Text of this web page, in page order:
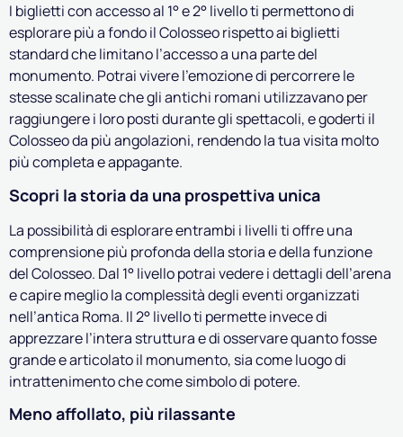
I biglietti con accesso al 1° e 2° livello ti permettono di
esplorare più a fondo il Colosseo rispetto ai biglietti
standard che limitano l’accesso a una parte del
monumento. Potrai vivere l’emozione di percorrere le
stesse scalinate che gli antichi romani utilizzavano per
raggiungere i loro posti durante gli spettacoli, e goderti il
Colosseo da più angolazioni, rendendo la tua visita molto
più completa e appagante.
Scopri la storia da una prospettiva unica
La possibilità di esplorare entrambi i livelli ti offre una
comprensione più profonda della storia e della funzione
del Colosseo. Dal 1° livello potrai vedere i dettagli dell’arena
e capire meglio la complessità degli eventi organizzati
nell’antica Roma. Il 2° livello ti permette invece di
apprezzare l’intera struttura e di osservare quanto fosse
grande e articolato il monumento, sia come luogo di
intrattenimento che come simbolo di potere.
Meno affollato, più rilassante